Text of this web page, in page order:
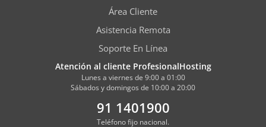
Área Cliente
Asistencia Remota
Soporte En Línea
Atención al cliente ProfesionalHosting
Lunes a viernes de 9:00 a 01:00
Sábados y domingos de 10:00 a 20:00
91 1401900
Teléfono fijo nacional.